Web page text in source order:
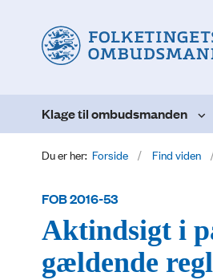
Klage til ombudsmanden
Du er her: Forside Find viden
FOB 2016-53
Aktindsigt i
gældende